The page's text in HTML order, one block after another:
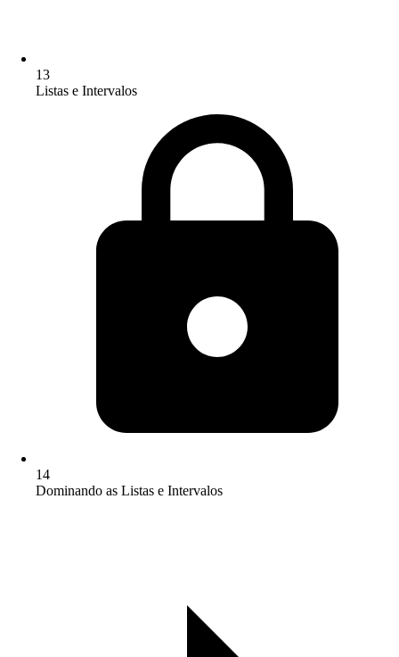
13
Listas e Intervalos
14
Dominando as Listas e Intervalos